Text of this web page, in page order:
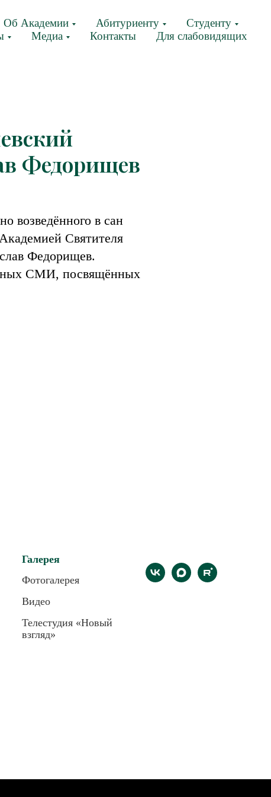
Об Академии Абитуриенту
Студенту
Медиа Контакты Для слабовидящих
Федорищев
возведённого в сан
Святителя
Федорищев.
СМИ, посвящённых
Галерея
Фотогалерея
Видео
Телестудия «Новый
взгляд»